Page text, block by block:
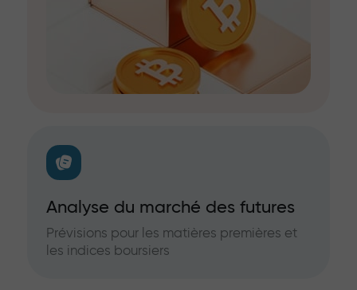
Analyse du marché des futures
Prévisions pour les matières premières et
les indices boursiers